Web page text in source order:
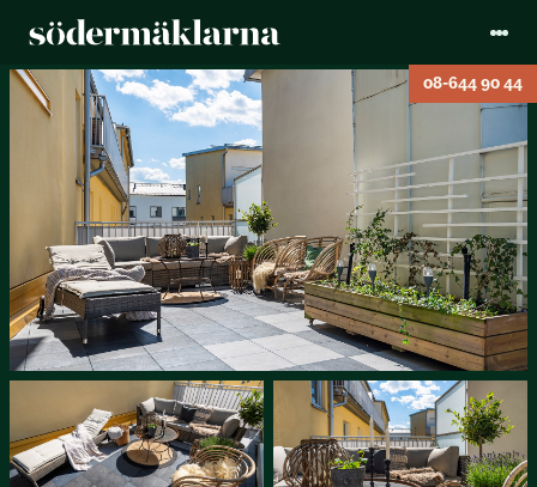
08-644 90 44